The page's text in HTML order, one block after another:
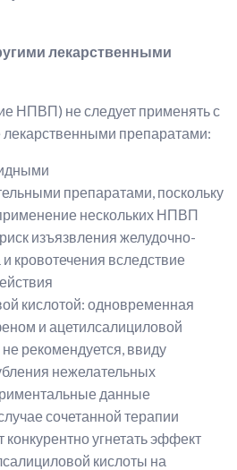
лекарственными
НПВП) не следует применять с
препаратами:
препаратами, поскольку
нескольких НПВП
изъязвления желудочно-
и кровотечения вследствие
кислотой: одновременная
и ацетилсалициловой
рекомендуется, ввиду
нежелательных
данные
сочетанной терапии
угнетать эффект
кислоты на